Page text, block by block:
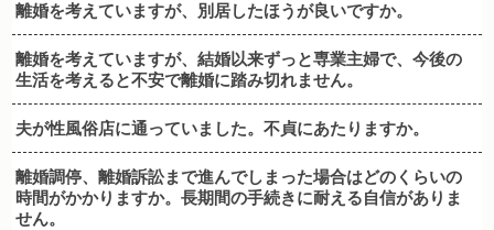
離婚を考えていますが、別居したほうが良いですか。
離婚を考えていますが、結婚以来ずっと専業主婦で、今後の
生活を考えると不安で離婚に踏み切れません。
夫が性風俗店に通っていました。不貞にあたりますか。
離婚調停、離婚訴訟まで進んでしまった場合はどのくらいの
時間がかかりますか。長期間の手続きに耐える自信がありま
せん。